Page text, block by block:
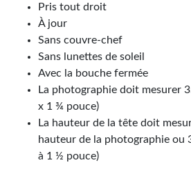
Pris tout droit
À jour
Sans couvre-chef
Sans lunettes de soleil
Avec la bouche fermée
La photographie doit mesurer
x 1 ¾ pouce)
La hauteur de la tête doit
hauteur de la photographie ou
à 1 ½ pouce)